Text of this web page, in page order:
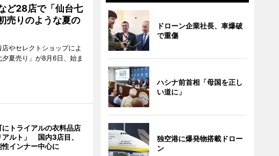
ど28店で「仙台七
りのような夏の
やセレクトショップによ
夏売り」が8月6日、始ま
にトライアルの衣料品店
アルト」 国内3店目、
性インナー中心に
ドローン企業社長、車爆破
で重傷
ハシナ前首相「母国を正し
い道に」
独空港に爆発物搭載ドロー
ン